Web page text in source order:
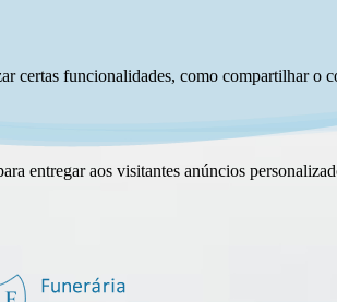
certas funcionalidades, como compartilhar o
entregar aos visitantes anúncios